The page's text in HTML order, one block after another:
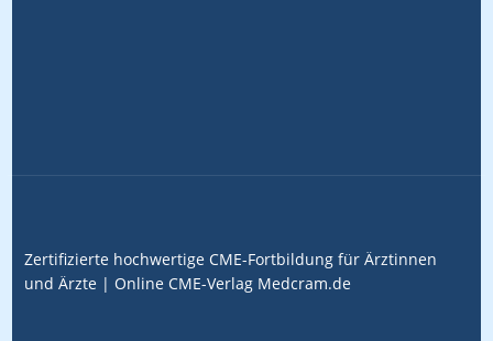
Zertifizierte hochwertige CME-Fortbildung für Ärztinnen
und Ärzte | Online CME-VerlagMedcram.de